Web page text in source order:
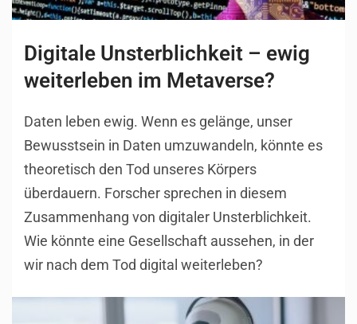
Digitale Unsterblichkeit – ewig
weiterleben im Metaverse?
Daten leben ewig. Wenn es gelänge, unser
Bewusstsein in Daten umzuwandeln, könnte es
theoretisch den Tod unseres Körpers
überdauern. Forscher sprechen in diesem
Zusammenhang von digitaler Unsterblichkeit.
Wie könnte eine Gesellschaft aussehen, in der
wir nach dem Tod digital weiterleben?